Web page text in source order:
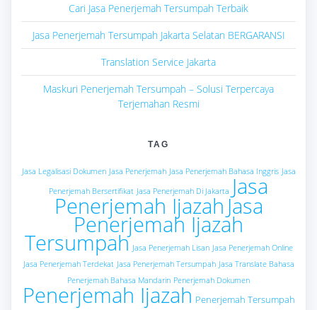
Cari Jasa Penerjemah Tersumpah Terbaik
Jasa Penerjemah Tersumpah Jakarta Selatan BERGARANSI
Translation Service Jakarta
Maskuri Penerjemah Tersumpah – Solusi Terpercaya
Terjemahan Resmi
TAG
Jasa Legalisasi Dokumen Jasa Penerjemah Jasa Penerjemah Bahasa Inggris Jasa
Penerjemah Bersertifikat Jasa Penerjemah Di Jakarta Jasa
Penerjemah Ijazah Jasa
Penerjemah Ijazah
Tersumpah Jasa Penerjemah Lisan Jasa Penerjemah Online
Jasa Penerjemah Terdekat Jasa Penerjemah Tersumpah Jasa Translate Bahasa
Penerjemah Bahasa Mandarin Penerjemah Dokumen
Penerjemah Ijazah Penerjemah Tersumpah